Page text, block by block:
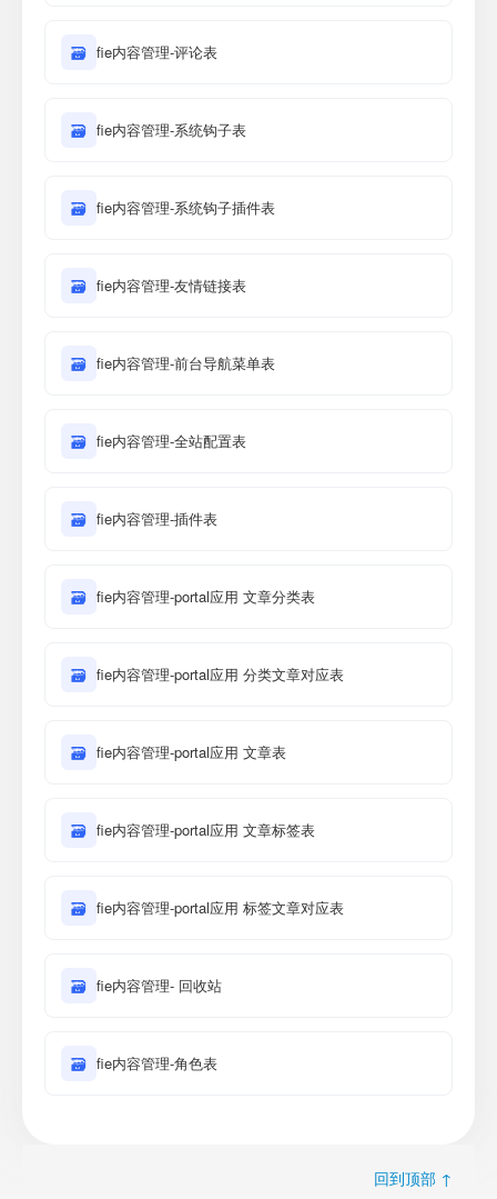
🗃 fie内容管理-评论表
🗃 fie内容管理-系统钩子表
🗃 fie内容管理-系统钩子插件表
🗃 fie内容管理-友情链接表
🗃 fie内容管理-前台导航菜单表
🗃 fie内容管理-全站配置表
🗃 fie内容管理-插件表
🗃 fie内容管理-portal应用 文章分类表
🗃 fie内容管理-portal应用 分类文章对应表
🗃 fie内容管理-portal应用 文章表
🗃 fie内容管理-portal应用 文章标签表
🗃 fie内容管理-portal应用 标签文章对应表
🗃 fie内容管理- 回收站
🗃 fie内容管理-角色表
回到顶部 ↑